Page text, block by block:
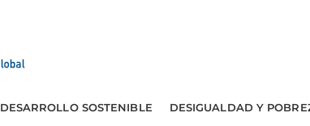
DESARROLLO SOSTENIBLE DESIGUALDAD Y